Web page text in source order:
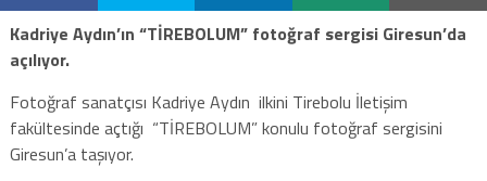
Kadriye Aydın’ın “TİREBOLUM” fotoğraf sergisi Giresun’da
açılıyor.
Fotoğraf sanatçısı Kadriye Aydın ilkini Tirebolu İletişim
fakültesinde açtığı “TİREBOLUM” konulu fotoğraf sergisini
Giresun’a taşıyor.